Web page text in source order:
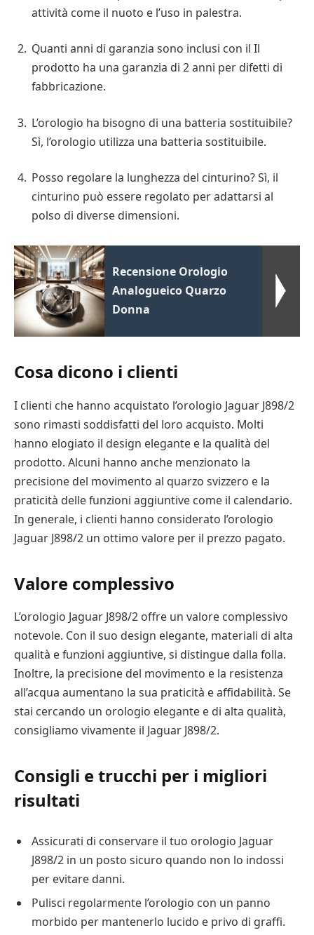
attività come il nuoto e l’uso in palestra.
Quanti anni di garanzia sono inclusi con il Il
prodotto ha una garanzia di 2 anni per difetti di
fabbricazione.
L’orologio ha bisogno di una batteria sostituibile?
Sì, l’orologio utilizza una batteria sostituibile.
Posso regolare la lunghezza del cinturino? Sì, il
cinturino può essere regolato per adattarsi al
polso di diverse dimensioni.
Recensione Orologio
Analogueico Quarzo
Donna
Cosa dicono i clienti
I clienti che hanno acquistato l’orologio Jaguar J898/2
sono rimasti soddisfatti del loro acquisto. Molti
hanno elogiato il design elegante e la qualità del
prodotto. Alcuni hanno anche menzionato la
precisione del movimento al quarzo svizzero e la
praticità delle funzioni aggiuntive come il calendario.
In generale, i clienti hanno considerato l’orologio
Jaguar J898/2 un ottimo valore per il prezzo pagato.
Valore complessivo
L’orologio Jaguar J898/2 offre un valore complessivo
notevole. Con il suo design elegante, materiali di alta
qualità e funzioni aggiuntive, si distingue dalla folla.
Inoltre, la precisione del movimento e la resistenza
all’acqua aumentano la sua praticità e affidabilità. Se
stai cercando un orologio elegante e di alta qualità,
consigliamo vivamente il Jaguar J898/2.
Consigli e trucchi per i migliori
risultati
Assicurati di conservare il tuo orologio Jaguar
J898/2 in un posto sicuro quando non lo indossi
per evitare danni.
Pulisci regolarmente l’orologio con un panno
morbido per mantenerlo lucido e privo di graffi.